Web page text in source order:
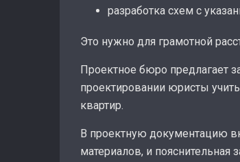
разработка схем с
Это нужно для грамотной
Проектное бюро предлагает
проектировании юристы
квартир.
В проектную документацию
материалов, и